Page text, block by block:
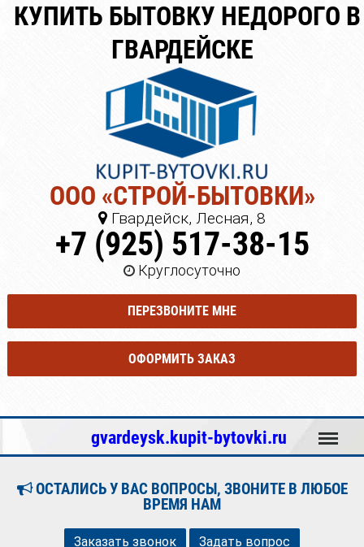
КУПИТЬ БЫТОВКУ НЕДОРОГО В
ГВАРДЕЙСКЕ
ООО «СТРОЙ-БЫТОВКИ»
Гвардейск, Лесная, 8
+7 (925) 517-38-15
Круглосуточно
ПЕРЕЗВОНИТЕ МНЕ
ОФОРМИТЬ ЗАКАЗ
gvardeysk.kupit-bytovki.ru Меню
ОСТАЛИСЬ У ВАС ВОПРОСЫ, ЗВОНИТЕ В ЛЮБОЕ
ВРЕМЯ НАМ
Заказать звонок Задать вопрос